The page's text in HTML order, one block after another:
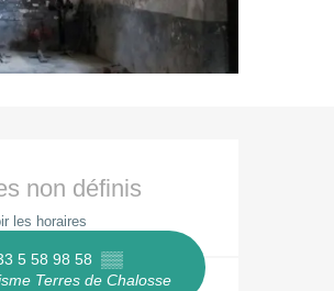
et coordonnées
non définis
les horaires
5 58 98 58 ▒▒
Terres de Chalosse